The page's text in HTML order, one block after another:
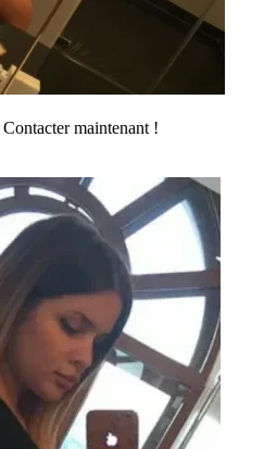
Contacter maintenant !